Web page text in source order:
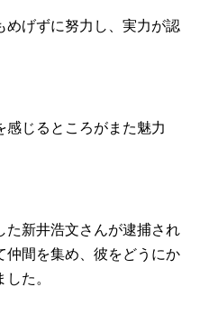
めげずに努力し、実力が認
感じるところがまた魅力
た新井浩文さんが逮捕され
仲間を集め、彼をどうにか
た。